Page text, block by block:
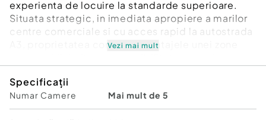
experienta de locuire la standarde superioare.
Situata strategic, in imediata apropiere a marilor
centre comerciale si cu acces rapid la autostrada
A3, proprietatea combina avantajele unei zone
comunitate moderna, unde accesul este
restrictionat prin poarta securizata, strazile sunt
asfaltate si bine iluminate, iar copiii beneficiaza
Vezi mai mult
Specificații
Numar Camere Mai mult de 5